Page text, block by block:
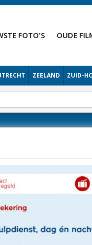
FOTO'S OUDE
ZEELAND ZUID-